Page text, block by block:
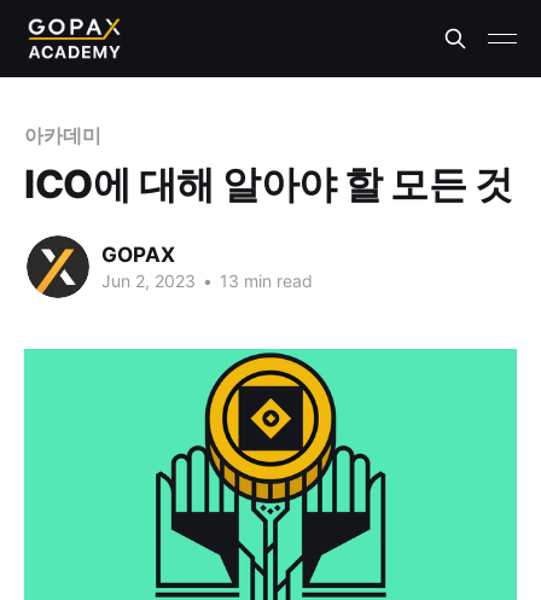
아카데미
ICO에 대해 알아야 할 모든 것
GOPAX
Jun 2, 2023 • 13 min read